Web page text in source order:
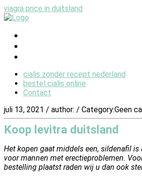
viagra price in duitsland
cialis zonder recept nederland
bestel cialis online
Contact
juli 13, 2021 / author: / Category:Geen
Koop levitra duitsland
Het kopen gaat middels een, sildenafil is
voor mannen met erectieproblemen.
bestelling plaatst raden wij u dan ook